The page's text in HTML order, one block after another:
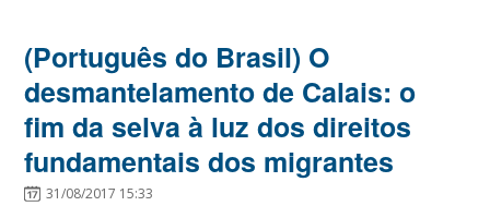
(Português do Brasil) O
desmantelamento de Calais: o
fim da selva à luz dos direitos
fundamentais dos migrantes
31/08/2017 15:33